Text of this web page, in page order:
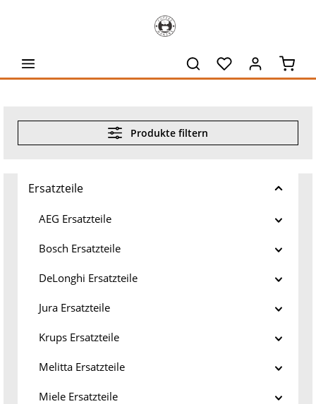
Produkte filtern
Ersatzteile
AEG Ersatzteile
Bosch Ersatzteile
DeLonghi Ersatzteile
Jura Ersatzteile
Krups Ersatzteile
Melitta Ersatzteile
Miele Ersatzteile